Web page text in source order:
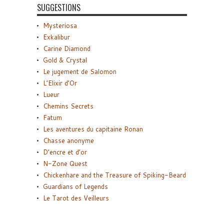
SUGGESTIONS
Mysteriosa
Exkalibur
Carine Diamond
Gold & Crystal
Le jugement de Salomon
L’Elixir d’Or
Lueur
Chemins Secrets
Fatum
Les aventures du capitaine Ronan
Chasse anonyme
D’encre et d’or
N-Zone Quest
Chickenhare and the Treasure of Spiking-Beard
Guardians of Legends
Le Tarot des Veilleurs